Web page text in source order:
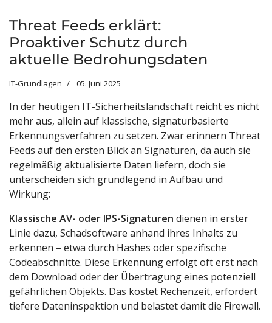
Threat Feeds erklärt:
Proaktiver Schutz durch
aktuelle Bedrohungsdaten
IT-Grundlagen 05. Juni 2025
In der heutigen IT-Sicherheitslandschaft reicht es nicht
mehr aus, allein auf klassische, signaturbasierte
Erkennungsverfahren zu setzen. Zwar erinnern Threat
Feeds auf den ersten Blick an Signaturen, da auch sie
regelmäßig aktualisierte Daten liefern, doch sie
unterscheiden sich grundlegend in Aufbau und
Wirkung:
Klassische AV- oder IPS-Signaturen dienen in erster
Linie dazu, Schadsoftware anhand ihres Inhalts zu
erkennen – etwa durch Hashes oder spezifische
Codeabschnitte. Diese Erkennung erfolgt oft erst nach
dem Download oder der Übertragung eines potenziell
gefährlichen Objekts. Das kostet Rechenzeit, erfordert
tiefere Dateninspektion und belastet damit die Firewall.